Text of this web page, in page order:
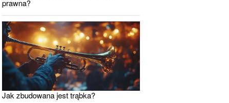
prawna?
Jak zbudowana jest trąbka?